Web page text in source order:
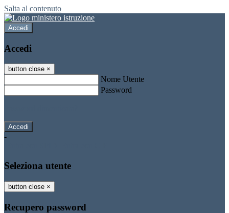
Salta al contenuto
Accedi
Accedi
button close ×
Nome Utente
Password
-
Seleziona utente
button close ×
Recupero password